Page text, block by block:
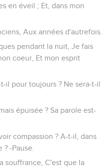
en éveil ; Et, dans mon
Aux années d'autrefois.
pendant la nuit, Je fais
coeur, Et mon esprit
il pour toujours ? Ne sera-t-il
épuisée ? Sa parole est-
compassion ? A-t-il, dans
-Pause.
souffrance, C'est que la